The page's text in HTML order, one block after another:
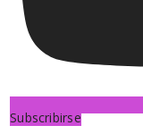
Subscribirse